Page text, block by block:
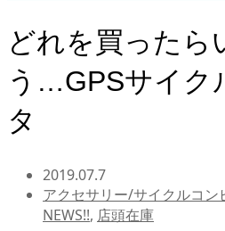
どれを買ったら
う…GPSサイク
タ
2019.07.7
アクセサリー/サイクルコン
NEWS!!, 店頭在庫